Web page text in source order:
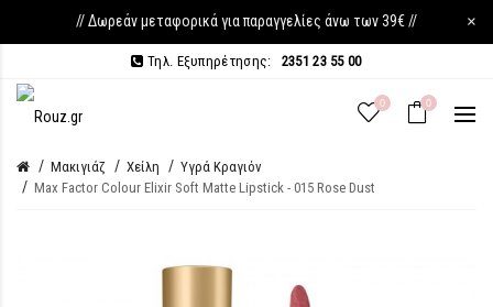
// Δωρεάν μεταφορικά για παραγγελίες άνω των 39€ // ×
Τηλ. Εξυπηρέτησης: 2351 23 55 00
0 0
Μακιγιάζ Χείλη
Υγρά Κραγιόν
Max Factor Colour Elixir Soft Matte Lipstick - 015 Rose Dust